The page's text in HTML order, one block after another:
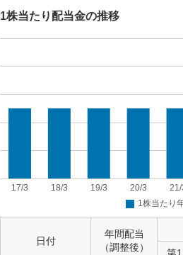
1株当たり配当金の推移
日付
年間配当
（調整後）
第